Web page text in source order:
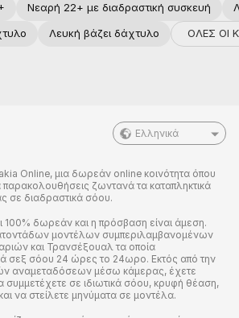
Νεαρή 22+ με διαδραστική συσκευή
Λευκή βάζει δάχτυλο ΟΛΕΣ ΟΙ
Ελληνικά
Online, μια δωρεάν online κοινότητα όπου
παρακολουθήσεις ζωντανά τα καταπληκτικά
σε διαδραστικά σόου.
100% δωρεάν και η πρόσβαση είναι άμεση.
μοντέλων συμπεριλαμβανομένων
και Τρανσέξουαλ τα οποία
σεξ σόου 24 ώρες το 24ωρο. Εκτός από την
αναμεταδόσεων μέσω κάμερας, έχετε
συμμετέχετε σε ιδιωτικά σόου, κρυφή θέαση,
να στείλετε μηνύματα σε μοντέλα.